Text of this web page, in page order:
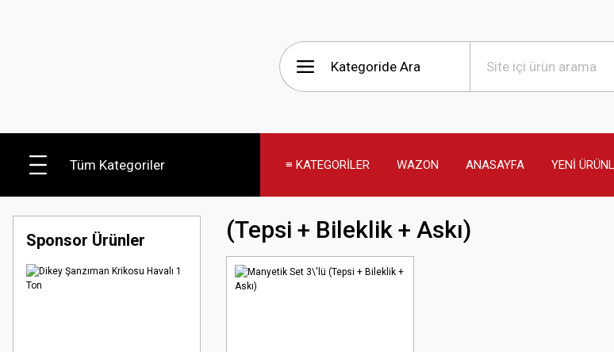
Tüm Kategoriler ≡ KATEGORİLER WAZON ANASAYFA YENİ
Sponsor Ürünler (tepsi + Bileklik + Askı)